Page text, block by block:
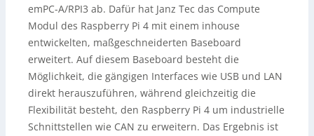
emPC-A/RPI3 ab. Dafür hat Janz Tec das Compute
Modul des Raspberry Pi 4 mit einem inhouse
entwickelten, maßgeschneiderten Baseboard
erweitert. Auf diesem Baseboard besteht die
Möglichkeit, die gängigen Interfaces wie USB und LAN
direkt herauszuführen, während gleichzeitig die
Flexibilität besteht, den Raspberry Pi 4 um industrielle
Schnittstellen wie CAN zu erweitern. Das Ergebnis ist